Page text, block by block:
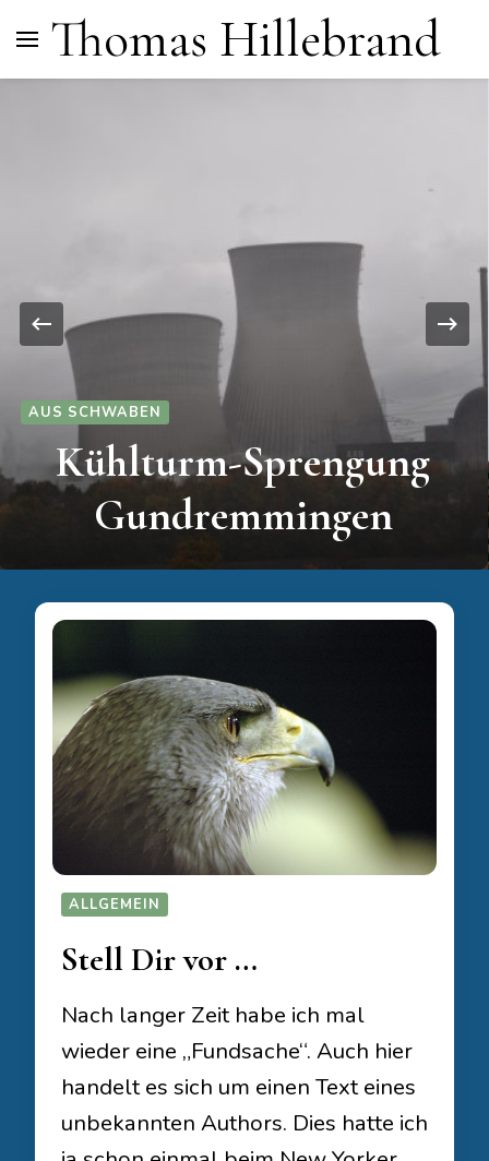
Thomas Hillebrand
ALLGEMEIN LACHEN SPÄSSLE
Schornsteine – offline
ALLGEMEIN
Stell Dir vor …
Nach langer Zeit habe ich mal
wieder eine „Fundsache“. Auch hier
handelt es sich um einen Text eines
unbekannten Authors. Dies hatte ich